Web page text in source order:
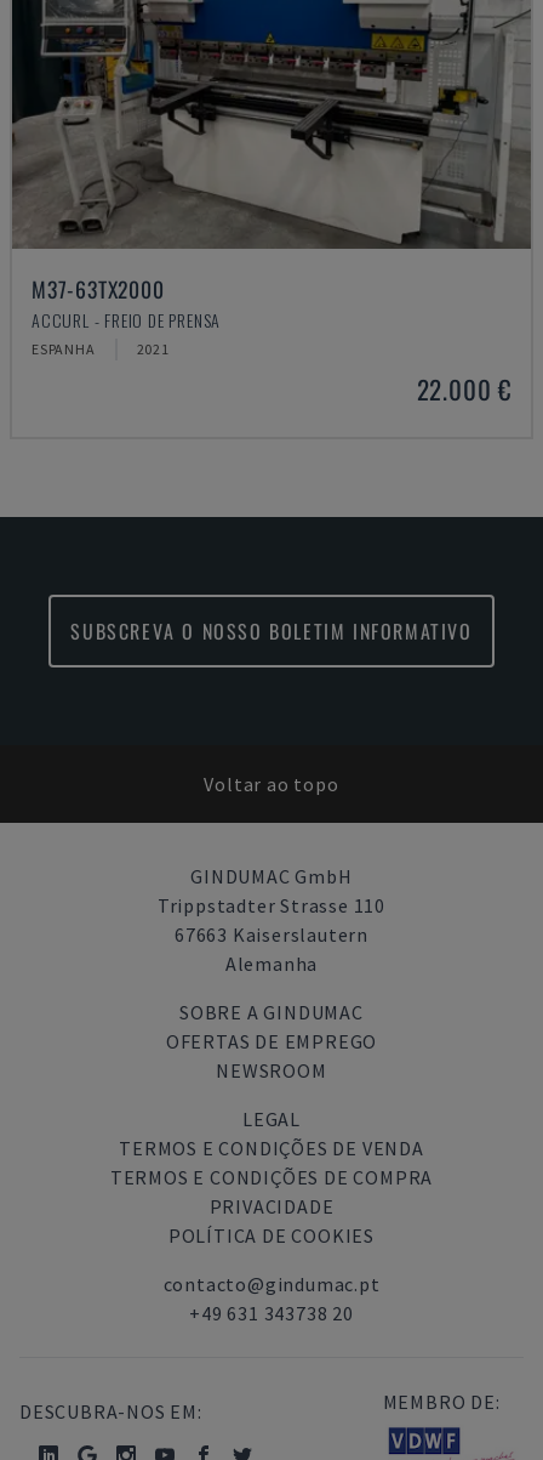
M37-63TX2000
ACCURL - FREIO DE PRENSA
ESPANHA 2021
22.000 €
SUBSCREVA O NOSSO BOLETIM INFORMATIVO
Voltar ao topo
GINDUMAC GmbH
Trippstadter Strasse 110
67663 Kaiserslautern
Alemanha
SOBRE A GINDUMAC
OFERTAS DE EMPREGO
NEWSROOM
LEGAL
TERMOS E CONDIÇÕES DE VENDA
TERMOS E CONDIÇÕES DE COMPRA
PRIVACIDADE
POLÍTICA DE COOKIES
contacto@gindumac.pt
+49 631 343738 20
DESCUBRA-NOS EM: MEMBRO DE: